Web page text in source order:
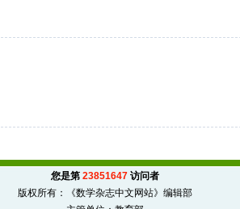
您是第 23851647 访问者
版权所有：《数学杂志中文网站》编辑部